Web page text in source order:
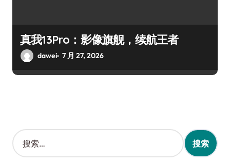
真我13Pro：影像旗舰，续航王者
dawei 7 月 27, 2026
搜
索
：